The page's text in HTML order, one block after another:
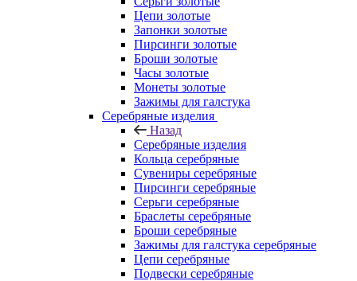
Цепи золотые
Запонки золотые
Пирсинги золотые
Броши золотые
Часы золотые
Монеты золотые
Зажимы для галстука
Серебряные изделия
Назад
Серебряные изделия
Кольца серебряные
Сувениры серебряные
Пирсинги серебряные
Серьги серебряные
Браслеты серебряные
Броши серебряные
Зажимы для галстука серебряные
Цепи серебряные
Подвески серебряные